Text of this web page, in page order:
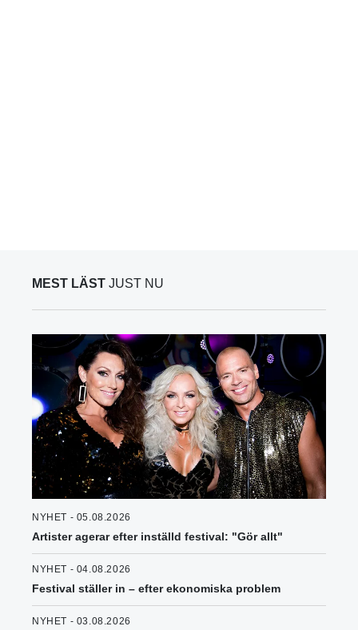
MEST LÄST JUST NU
NYHET - 05.08.2026
Artister agerar efter inställd festival: "Gör allt"
NYHET - 04.08.2026
Festival ställer in – efter ekonomiska problem
NYHET - 03.08.2026